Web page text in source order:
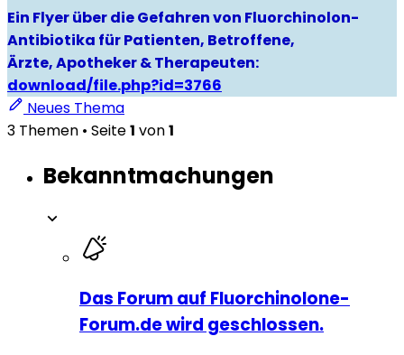
Ein Flyer über die Gefahren von Fluorchinolon-
Antibiotika für Patienten, Betroffene,
Ärzte, Apotheker & Therapeuten:
download/file.php?id=3766
Neues Thema
3 Themen • Seite1 von1
Bekanntmachungen
Das Forum auf Fluorchinolone-
Forum.de wird geschlossen.